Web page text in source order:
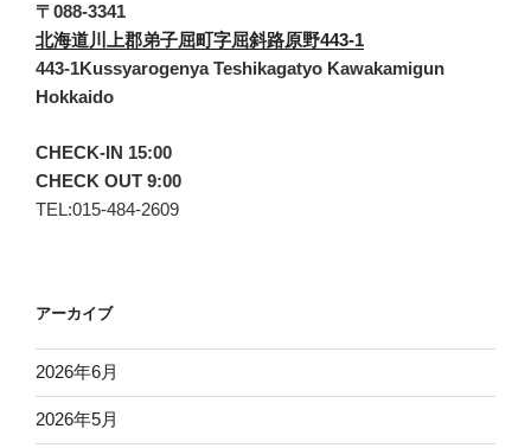
〒088-3341
北海道川上郡弟子屈町字屈斜路原野443-1
443-1Kussyarogenya Teshikagatyo Kawakamigun
Hokkaido
CHECK-IN 15:00
CHECK OUT 9:00
TEL:015-484-2609
アーカイブ
2026年6月
2026年5月